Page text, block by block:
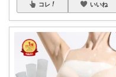
コレ いいね